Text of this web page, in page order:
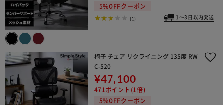
5%OFFクーポン
(1) 1～3日以内発送
椅子 チェア リクライニング 135度 RW
C-520
¥47,100
471ポイント(1倍)
5%OFFクーポン